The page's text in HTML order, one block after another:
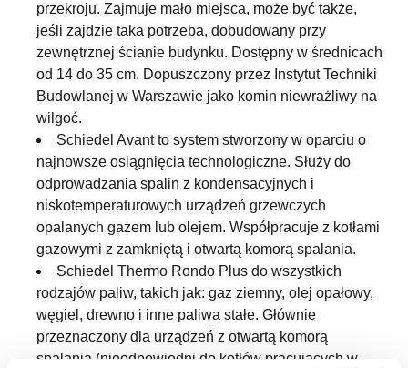
przekroju. Zajmuje mało miejsca, może być także,
jeśli zajdzie taka potrzeba, dobudowany przy
zewnętrznej ścianie budynku. Dostępny w średnicach
od 14 do 35 cm. Dopuszczony przez Instytut Techniki
Budowlanej w Warszawie jako komin niewrażliwy na
wilgoć.
Schiedel Avant to system stworzony w oparciu o
najnowsze osiągnięcia technologiczne. Służy do
odprowadzania spalin z kondensacyjnych i
niskotemperaturowych urządzeń grzewczych
opalanych gazem lub olejem. Współpracuje z kotłami
gazowymi z zamkniętą i otwartą komorą spalania.
Schiedel Thermo Rondo Plus do wszystkich
rodzajów paliw, takich jak: gaz ziemny, olej opałowy,
węgiel, drewno i inne paliwa stałe. Głównie
przeznaczony dla urządzeń z otwartą komorą
spalania (nieodpowiedni do kotłów pracujących w